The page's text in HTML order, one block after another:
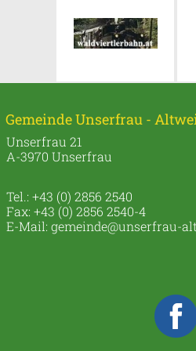
Gemeinde Unserfrau -
Unserfrau 21
A-3970 Unserfrau
Tel.: +43 (0) 2856 2540
Fax: +43 (0) 2856 2540-4
E-Mail: gemeinde@unserfrau-